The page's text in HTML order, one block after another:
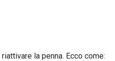
la penna. Ecco come: